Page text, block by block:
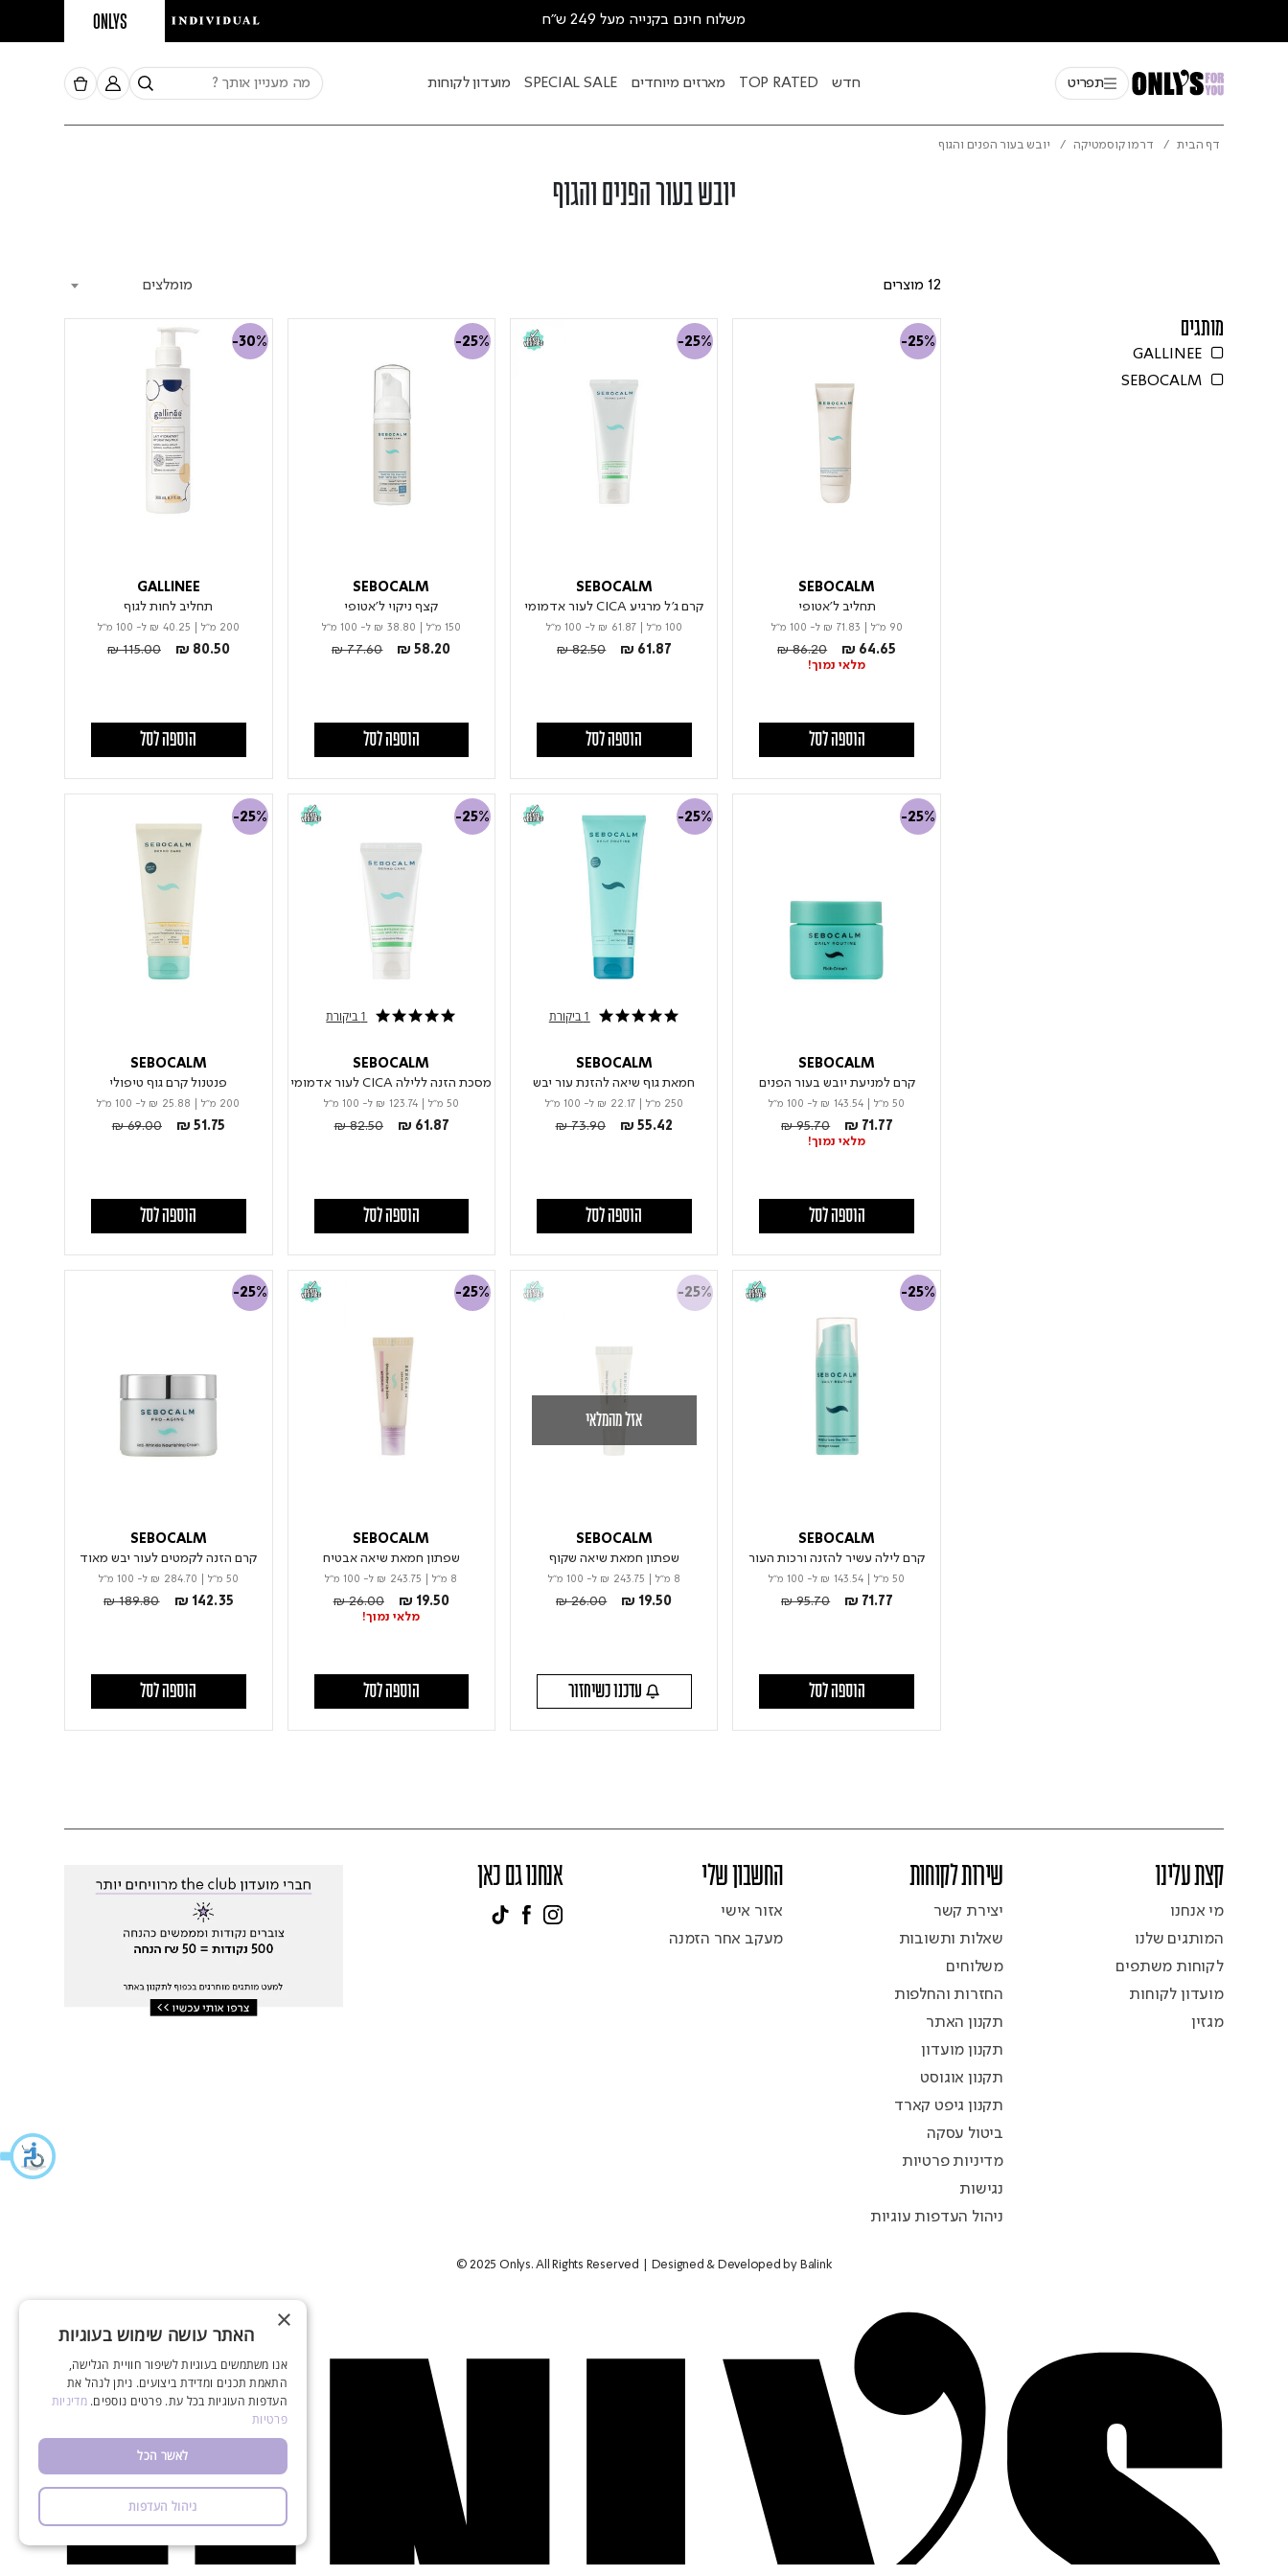
משלוח חינם בקנייה מעל 249 ש"ח ONLYS
תפריט חדש TOP RATED מארזים מיוחדים SPECIAL SALE מועדון לקוחות
דף הבית דרמו קוסמטיקה יובש בעור הפנים והגוף
יובש בעור הפנים והגוף
12 מוצרים מומלצים
מותגים
GALLINEE
Refine by מותגים: GALLINEE
SEBOCALM
-25%
SEBOCALM
תחליב ל'אטופי
90 מ"ל ₪ 71.83 ל- 100 מ"ל
₪ 64.65
Price reduced from
₪ 86.20
to
מלאי נמוך!
הוספה לסל
-25%
SEBOCALM
קרם ג'ל מרגיע CICA לעור אדמומי
100 מ"ל ₪ 61.87 ל- 100 מ"ל
₪ 61.87
Price reduced from
₪ 82.50
to
הוספה לסל
-25%
SEBOCALM
קצף ניקוי ל'אטופי
150 מ"ל ₪ 38.80 ל- 100 מ"ל
₪ 58.20
Price reduced from
₪ 77.60
to
הוספה לסל
-30%
GALLINEE
תחליב לחות לגוף
200 מ"ל ₪ 40.25 ל- 100 מ"ל
₪ 80.50
Price reduced from
₪ 115.00
to
הוספה לסל
-25%
SEBOCALM
קרם למניעת יובש בעור הפנים
50 מ"ל ₪ 143.54 ל- 100 מ"ל
₪ 71.77
Price reduced from
₪ 95.70
to
מלאי נמוך!
הוספה לסל
5.0 star rating 1 ביקורת
-25%
SEBOCALM
חמאת גוף שיאה להזנת עור יבש
250 מ"ל ₪ 22.17 ל- 100 מ"ל
₪ 55.42
Price reduced from
₪ 73.90
to
הוספה לסל
5.0 star rating 1 ביקורת
-25%
SEBOCALM
מסכת הזנה ללילה CICA לעור אדמומי
50 מ"ל |
₪ 123.74 ל- 100 מ"ל
₪ 61.87
Price reduced from
₪ 82.50
to
הוספה לסל
-25%
SEBOCALM
פנטנול קרם גוף טיפולי
200 מ"ל ₪ 25.88 ל- 100 מ"ל
₪ 51.75
Price reduced from
₪ 69.00
to
הוספה לסל
-25%
SEBOCALM
קרם לילה עשיר להזנה ורכות העור
50 מ"ל ₪ 143.54 ל- 100 מ"ל
₪ 71.77
Price reduced from
₪ 95.70
to
הוספה לסל
אזל מהמלאי
-25%
SEBOCALM
שפתון חמאת שיאה שקוף
8 מ"ל ₪ 243.75 ל- 100 מ"ל
₪ 19.50
Price reduced from
₪ 26.00
to
-25%
SEBOCALM
שפתון חמאת שיאה אבטיח
8 מ"ל ₪ 243.75 ל- 100 מ"ל
₪ 19.50
Price reduced from
₪ 26.00
to
מלאי נמוך!
הוספה לסל
-25%
SEBOCALM
קרם הזנה לקמטים לעור יבש מאוד
50 מ"ל ₪ 284.70 ל- 100 מ"ל
₪ 142.35
Price reduced from
₪ 189.80
to
הוספה לסל
קצת עלינו
מי אנחנו
המותגים שלנו
לקוחות משתפים
מועדון לקוחות
מגזין
שירות לקוחות
יצירת קשר
שאלות ותשובות
משלוחים
החזרות והחלפות
תקנון האתר
תקנון מועדון
תקנון אוגוסט
תקנון גיפט קארד
ביטול עסקה
מדיניות פרטיות
נגישות
ניהול העדפות עוגיות
החשבון שלי
אזור אישי
מעקב אחר הזמנה
אנחנו גם כאן
© 2025 Onlys. All Rights Reserved Designed & Developed by Balink
× האתר עושה שימוש בעוגיות
אנו משתמשים בעוגיות לשיפור חוויית הגלישה,
התאמת תכנים ומדידת ביצועים. ניתן לנהל את
העדפות העוגיות בכל עת. פרטים נוספים.מדיניות
פרטיות
לאשר הכל
ניהול העדפות